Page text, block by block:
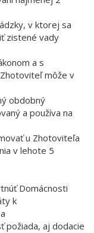
v ktorej sa
zistené vady
a s
môže v
obdobný
a používa na
u Zhotoviteľa
v lehote 5
Domácnosti
k
požiada, aj dodacie